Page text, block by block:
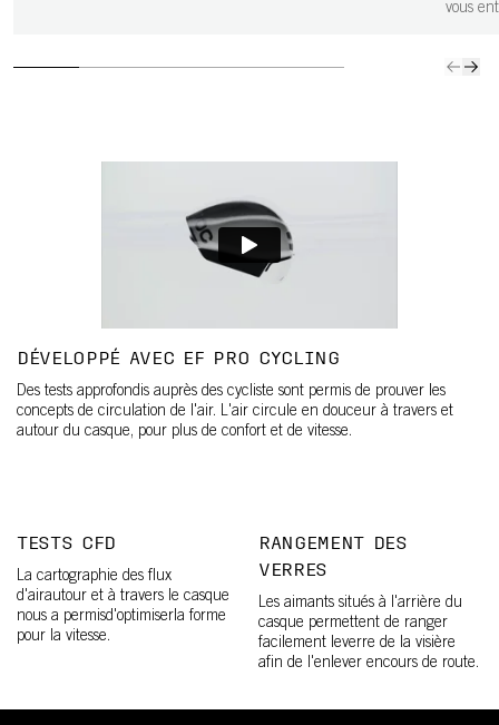
vous
DÉVELOPPÉ AVEC EF PRO CYCLING
Des tests approfondis auprès des cycliste sont permis de prouver les
concepts de circulation de l'air. L'air circule en douceur à travers et
autour du casque, pour plus de confort et de vitesse.
TESTS CFD
La cartographie des flux
d'airautour et à travers le casque
nous a permisd'optimiserla forme
pour la vitesse.
RANGEMENT DES
VERRES
Les aimants situés à l'arrière du
casque permettent de ranger
facilement leverre de la visière
afin de l'enlever encours de route.